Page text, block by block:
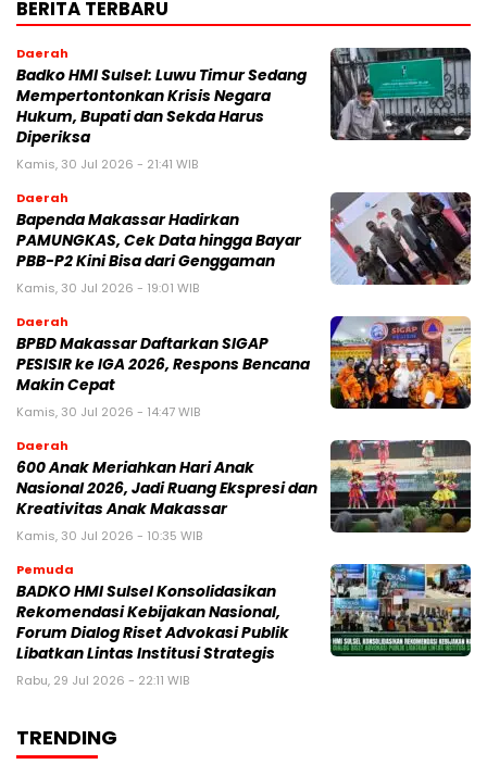
BERITA TERBARU
Daerah
Badko HMI Sulsel: Luwu Timur Sedang
Mempertontonkan Krisis Negara
Hukum, Bupati dan Sekda Harus
Diperiksa
Kamis, 30 Jul 2026 - 21:41 WIB
Daerah
Bapenda Makassar Hadirkan
PAMUNGKAS, Cek Data hingga Bayar
PBB-P2 Kini Bisa dari Genggaman
Kamis, 30 Jul 2026 - 19:01 WIB
Daerah
BPBD Makassar Daftarkan SIGAP
PESISIR ke IGA 2026, Respons Bencana
Makin Cepat
Kamis, 30 Jul 2026 - 14:47 WIB
Daerah
600 Anak Meriahkan Hari Anak
Nasional 2026, Jadi Ruang Ekspresi dan
Kreativitas Anak Makassar
Kamis, 30 Jul 2026 - 10:35 WIB
Pemuda
BADKO HMI Sulsel Konsolidasikan
Rekomendasi Kebijakan Nasional,
Forum Dialog Riset Advokasi Publik
Libatkan Lintas Institusi Strategis
Rabu, 29 Jul 2026 - 22:11 WIB
TRENDING